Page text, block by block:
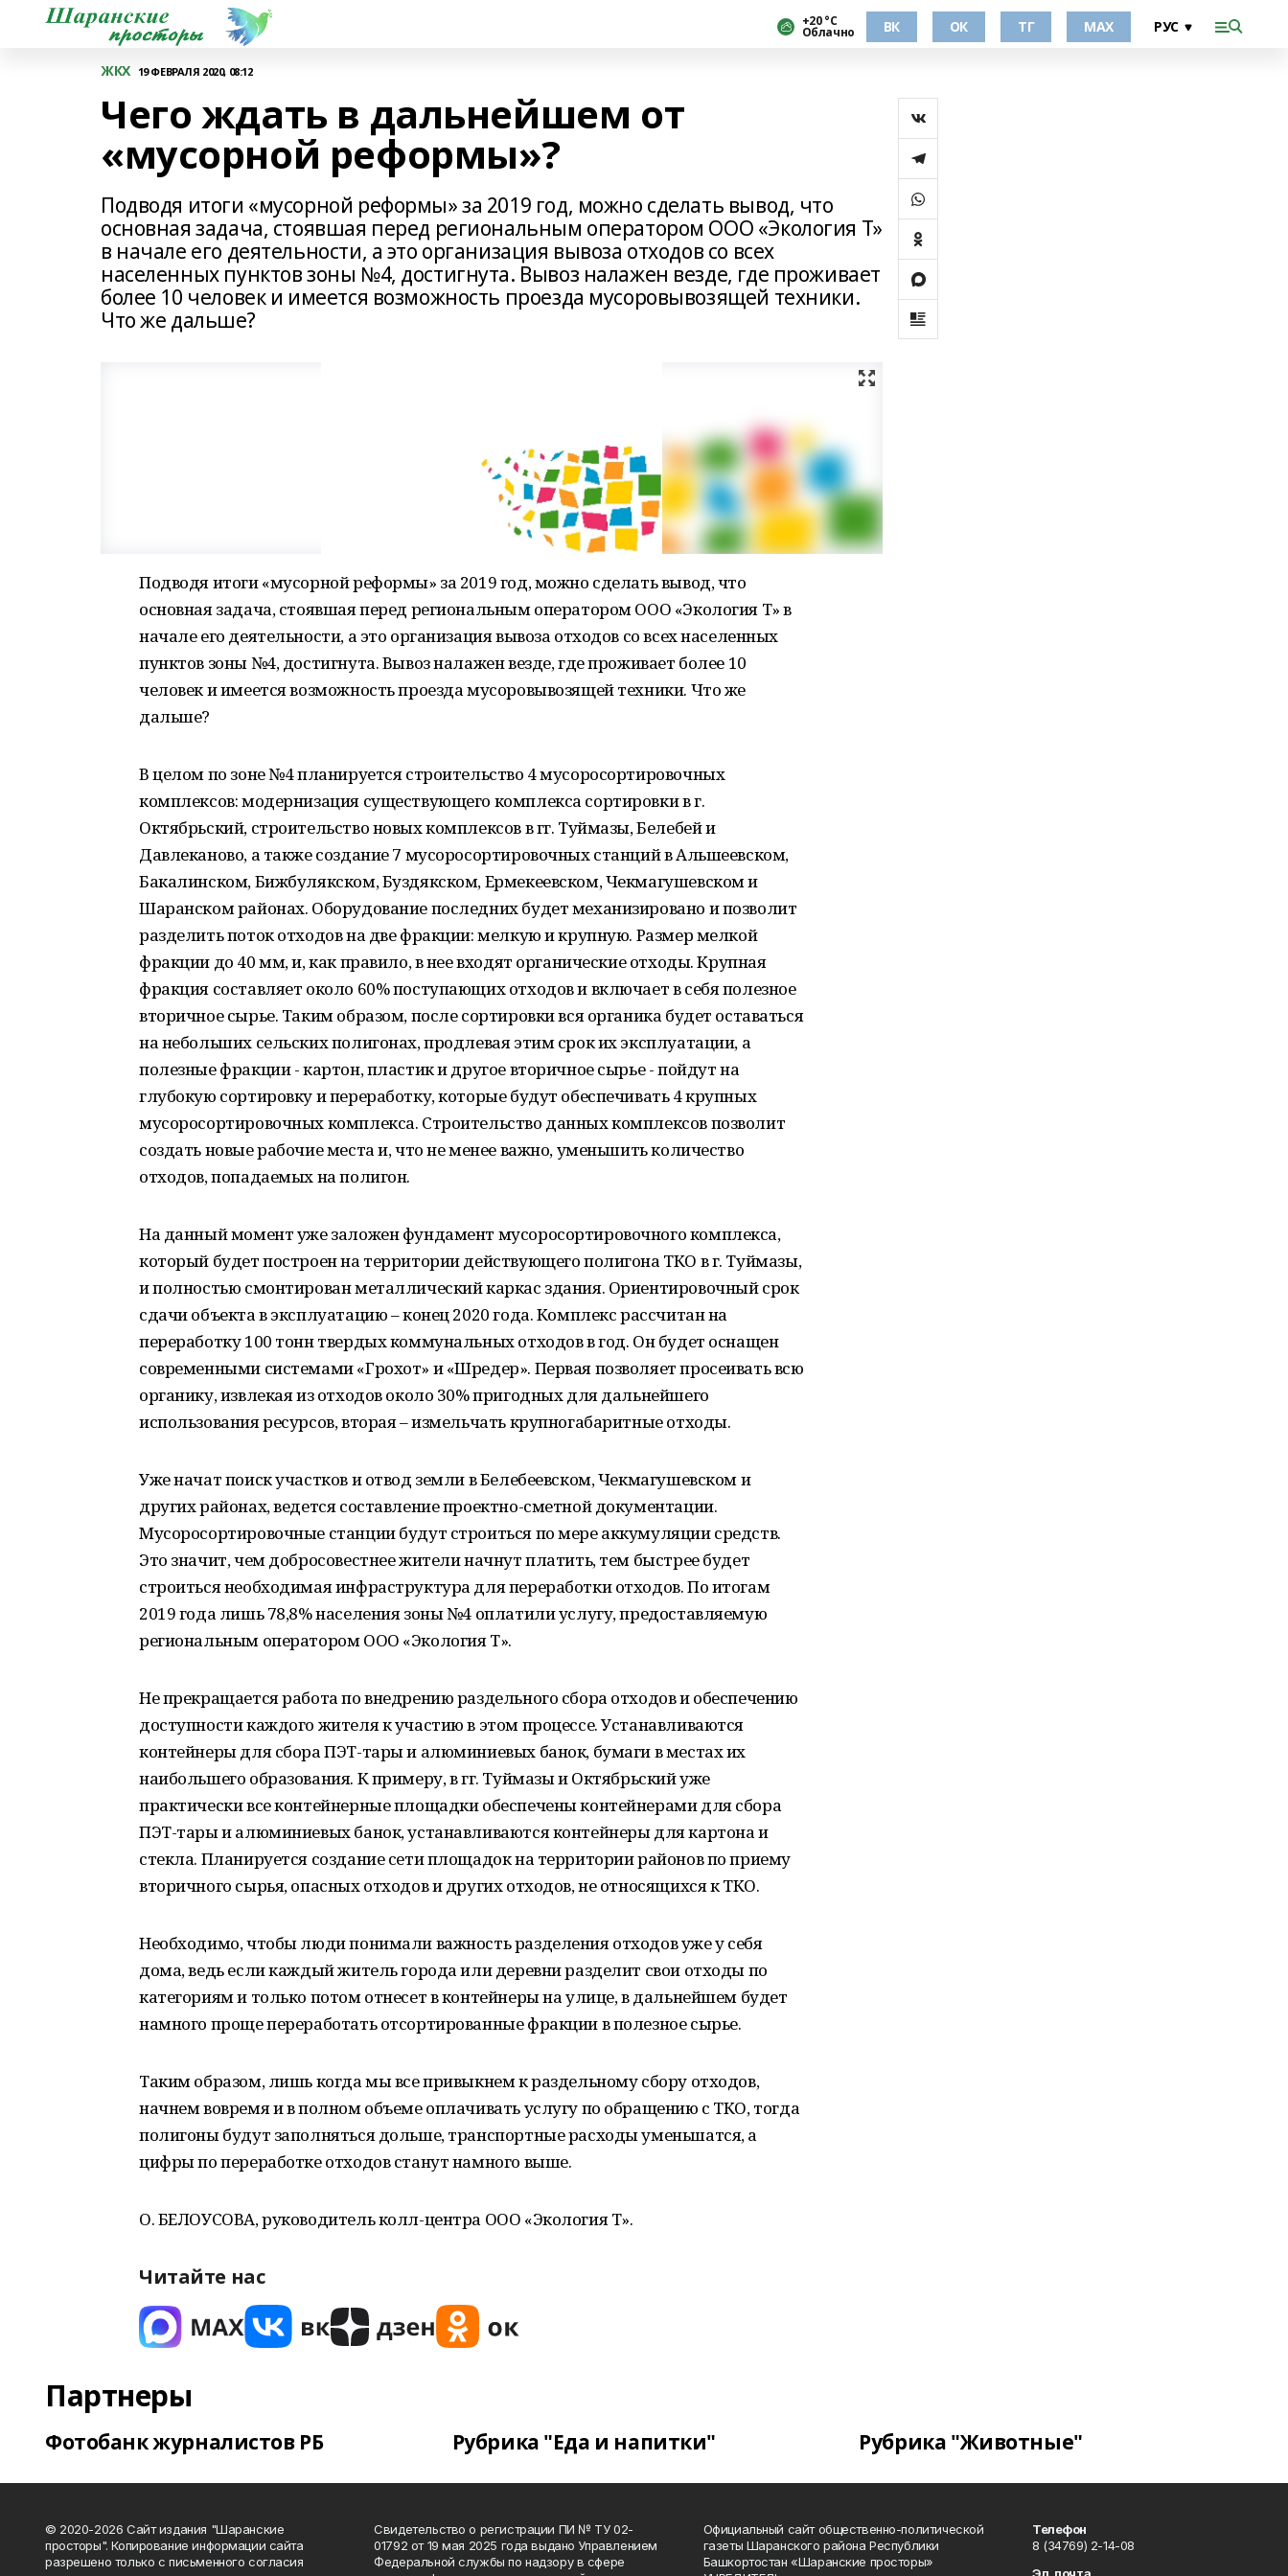
+20 °С
Облачно ВК ОК ТГ МАХ
ЖКХ 19 ФЕВРАЛЯ 2020, 08:12
Чего ждать в дальнейшем от
«мусорной реформы»?
Подводя итоги «мусорной реформы» за 2019 год, можно сделать вывод, что
основная задача, стоявшая перед региональным оператором ООО «Экология Т»
в начале его деятельности, а это организация вывоза отходов со всех
населенных пунктов зоны №4, достигнута. Вывоз налажен везде, где проживает
более 10 человек и имеется возможность проезда мусоровывозящей техники.
Что же дальше?
Подводя итоги «мусорной реформы» за 2019 год, можно сделать вывод, что
основная задача, стоявшая перед региональным оператором ООО «Экология Т» в
начале его деятельности, а это организация вывоза отходов со всех населенных
пунктов зоны №4, достигнута. Вывоз налажен везде, где проживает более 10
человек и имеется возможность проезда мусоровывозящей техники. Что же
дальше?
В целом по зоне №4 планируется строительство 4 мусоросортировочных
комплексов: модернизация существующего комплекса сортировки в г.
Октябрьский, строительство новых комплексов в гг. Туймазы, Белебей и
Давлеканово, а также создание 7 мусоросортировочных станций в Альшеевском,
Бакалинском, Бижбулякском, Буздякском, Ермекеевском, Чекмагушевском и
Шаранском районах. Оборудование последних будет механизировано и позволит
разделить поток отходов на две фракции: мелкую и крупную. Размер мелкой
фракции до 40 мм, и, как правило, в нее входят органические отходы. Крупная
фракция составляет около 60% поступающих отходов и включает в себя полезное
вторичное сырье. Таким образом, после сортировки вся органика будет оставаться
на небольших сельских полигонах, продлевая этим срок их эксплуатации, а
полезные фракции - картон, пластик и другое вторичное сырье - пойдут на
глубокую сортировку и переработку, которые будут обеспечивать 4 крупных
мусоросортировочных комплекса. Строительство данных комплексов позволит
создать новые рабочие места и, что не менее важно, уменьшить количество
отходов, попадаемых на полигон.
На данный момент уже заложен фундамент мусоросортировочного комплекса,
который будет построен на территории действующего полигона ТКО в г. Туймазы,
и полностью смонтирован металлический каркас здания. Ориентировочный срок
сдачи объекта в эксплуатацию – конец 2020 года. Комплекс рассчитан на
переработку 100 тонн твердых коммунальных отходов в год. Он будет оснащен
современными системами «Грохот» и «Шредер». Первая позволяет просеивать всю
органику, извлекая из отходов около 30% пригодных для дальнейшего
использования ресурсов, вторая – измельчать крупногабаритные отходы.
Уже начат поиск участков и отвод земли в Белебеевском, Чекмагушевском и
других районах, ведется составление проектно-сметной документации.
Мусоросортировочные станции будут строиться по мере аккумуляции средств.
Это значит, чем добросовестнее жители начнут платить, тем быстрее будет
строиться необходимая инфраструктура для переработки отходов. По итогам
2019 года лишь 78,8% населения зоны №4 оплатили услугу, предоставляемую
региональным оператором ООО «Экология Т».
Не прекращается работа по внедрению раздельного сбора отходов и обеспечению
доступности каждого жителя к участию в этом процессе. Устанавливаются
контейнеры для сбора ПЭТ-тары и алюминиевых банок, бумаги в местах их
наибольшего образования. К примеру, в гг. Туймазы и Октябрьский уже
практически все контейнерные площадки обеспечены контейнерами для сбора
ПЭТ-тары и алюминиевых банок, устанавливаются контейнеры для картона и
стекла. Планируется создание сети площадок на территории районов по приему
вторичного сырья, опасных отходов и других отходов, не относящихся к ТКО.
Необходимо, чтобы люди понимали важность разделения отходов уже у себя
дома, ведь если каждый житель города или деревни разделит свои отходы по
категориям и только потом отнесет в контейнеры на улице, в дальнейшем будет
намного проще переработать отсортированные фракции в полезное сырье.
Таким образом, лишь когда мы все привыкнем к раздельному сбору отходов,
начнем вовремя и в полном объеме оплачивать услугу по обращению с ТКО, тогда
полигоны будут заполняться дольше, транспортные расходы уменьшатся, а
цифры по переработке отходов станут намного выше.
О. БЕЛОУСОВА, руководитель колл-центра ООО «Экология Т».
Читайте нас
Партнеры
Фотобанк журналистов РБ Рубрика "Еда и напитки" Рубрика "Животные"
© 2020-2026 Сайт издания "Шаранские
просторы". Копирование информации сайта
разрешено только с письменного согласия
Свидетельство о регистрации ПИ № ТУ 02-
01792 от 19 мая 2025 года выдано Управлением
Федеральной службы по надзору в сфере
Официальный сайт общественно-политической
газеты Шаранского района Республики
Башкортостан «Шаранские просторы»
Телефон
8 (34769) 2-14-08